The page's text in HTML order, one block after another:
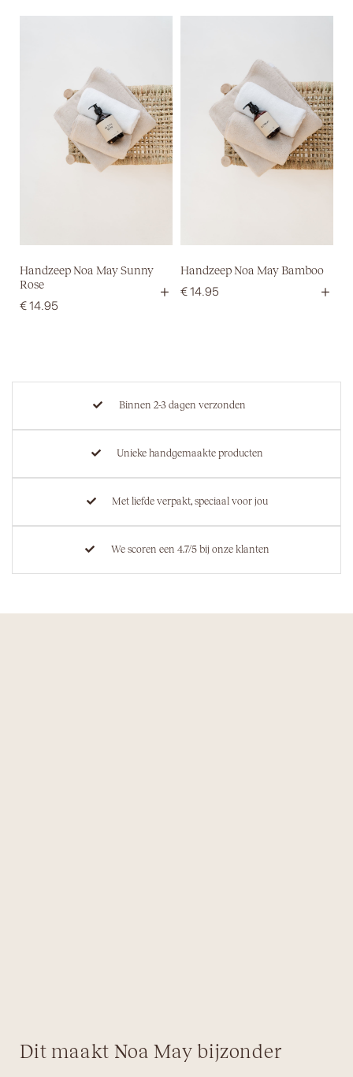
Handzeep Noa May Sunny
Rose
€14.95
+
Handzeep Noa May Bamboo
€14.95 +
Binnen 2-3 dagen verzonden
Unieke handgemaakte producten
Met liefde verpakt, speciaal voor jou
We scoren een 4.7/5 bij onze klanten
Dit maakt Noa May bijzonder